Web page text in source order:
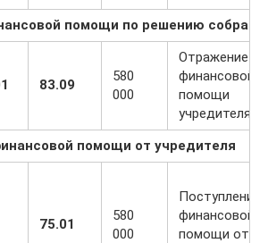
помощи по решению
83.09
580
000
Отражение
финансовой
помощи
учредителя
помощи от учредителя
75.01
580
000
Поступление
финансовой
помощи от